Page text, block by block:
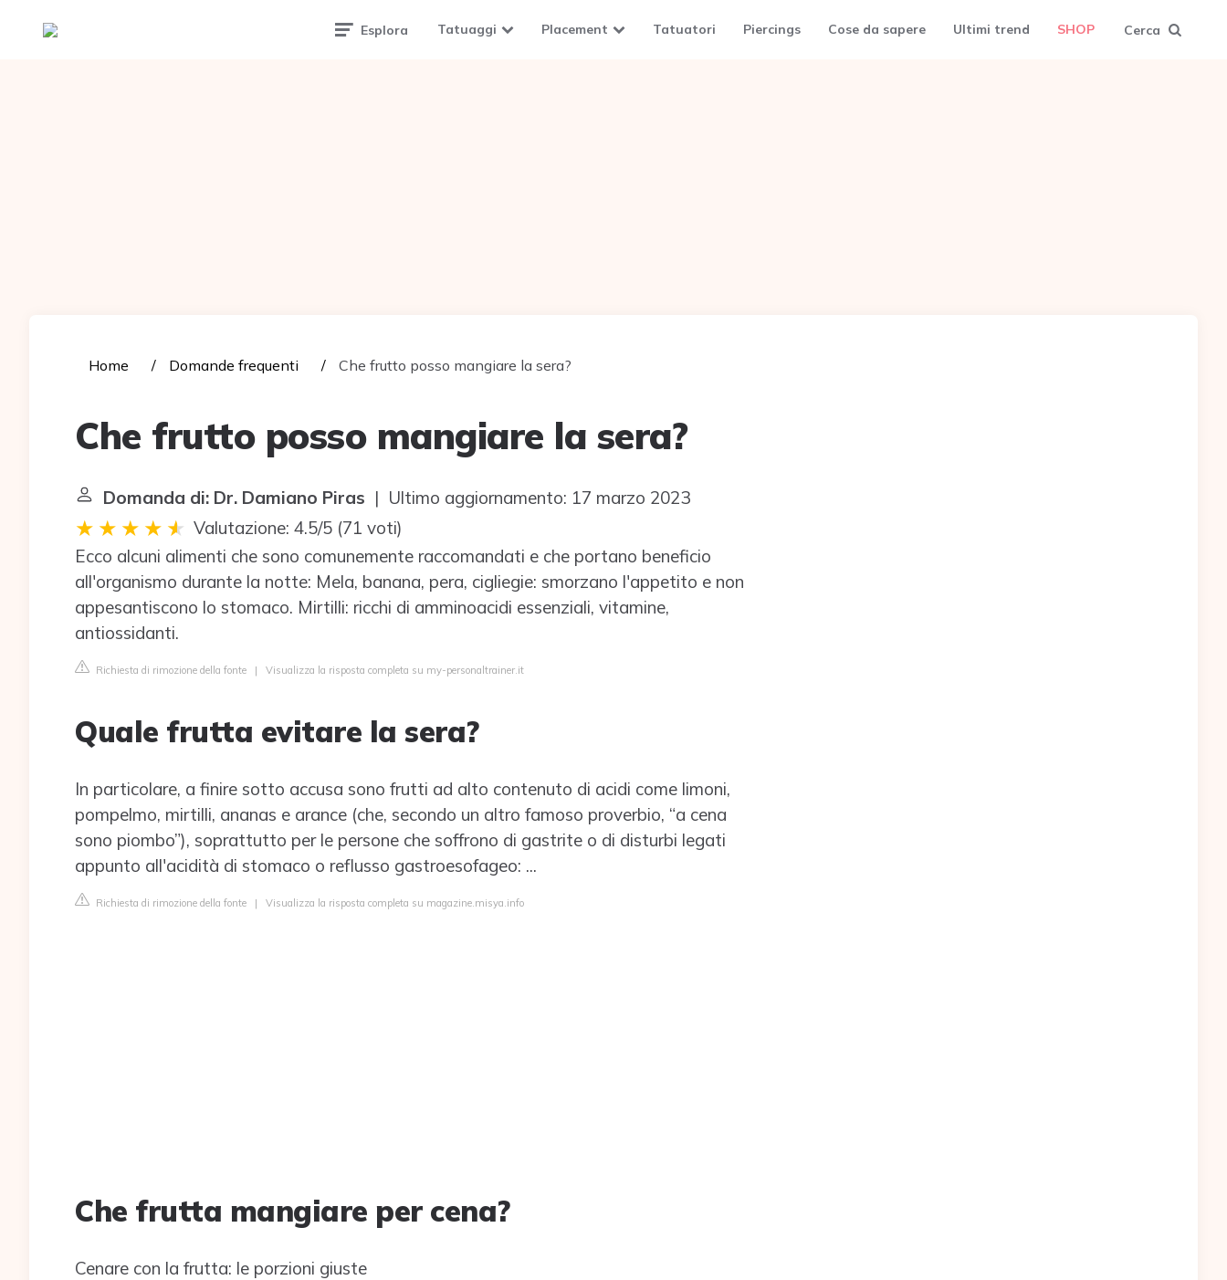
Tattoomuse.it Esplora Tatuaggi Placement Tatuatori Piercings Cose da sapere Ultimi trend SHOP Cerca
Home Domande frequenti Che frutto posso mangiare la sera?
Che frutto posso mangiare la sera?
Domanda di: Dr. Damiano Piras | Ultimo aggiornamento: 17 marzo 2023
Valutazione: 4.5/5 (71 voti)
Ecco alcuni alimenti che sono comunemente raccomandati e che portano beneficio
all'organismo durante la notte: Mela, banana, pera, cigliegie: smorzano l'appetito e non
appesantiscono lo stomaco. Mirtilli: ricchi di amminoacidi essenziali, vitamine,
antiossidanti.
Richiesta di rimozione della fonte | Visualizza la risposta completa su my-personaltrainer.it
Quale frutta evitare la sera?
In particolare, a finire sotto accusa sono frutti ad alto contenuto di acidi come limoni,
pompelmo, mirtilli, ananas e arance (che, secondo un altro famoso proverbio, “a cena
sono piombo”), soprattutto per le persone che soffrono di gastrite o di disturbi legati
appunto all'acidità di stomaco o reflusso gastroesofageo: ...
Richiesta di rimozione della fonte | Visualizza la risposta completa su magazine.misya.info
Che frutta mangiare per cena?
Cenare con la frutta: le porzioni giuste